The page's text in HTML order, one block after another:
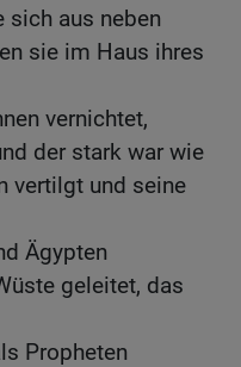
sich aus neben
sie im Haus ihres
vernichtet,
der stark war wie
vertilgt und seine
Ägypten
geleitet, das
Propheten